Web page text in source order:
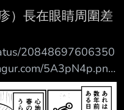
迷宮) 黑豹逹奧、草
仙石綾芽(灰色：幻影
亞·立赫班(噬血狂襲)
·奧地西亞(精靈使的劍
妹) 澤村·史賓瑟·英梨
）長在眼睛周圍差
20848697606350
5A3pN4p.png
在舒適的春日陽光下
種前所未有的「違和